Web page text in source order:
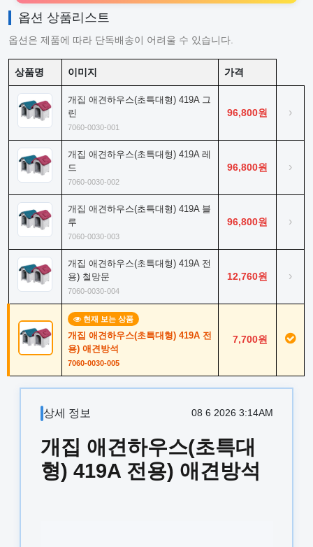
옵션 상품리스트
옵션은 제품에 따라 단독배송이 어려울 수 있습니다.
상품명 이미지 가격
개집 애견하우스(초특대형) 419A 그
린
7060-0030-001
96,800원 ›
개집 애견하우스(초특대형) 419A 레
드
7060-0030-002
96,800원 ›
개집 애견하우스(초특대형) 419A 블
루
7060-0030-003
96,800원 ›
개집 애견하우스(초특대형) 419A 전
용) 철망문
7060-0030-004
12,760원 ›
현재 보는 상품
개집 애견하우스(초특대형) 419A 전
용) 애견방석
7060-0030-005
7,700원
상세 정보 08 6 2026 3:14AM
개집 애견하우스(초특대
형) 419A 전용) 애견방석